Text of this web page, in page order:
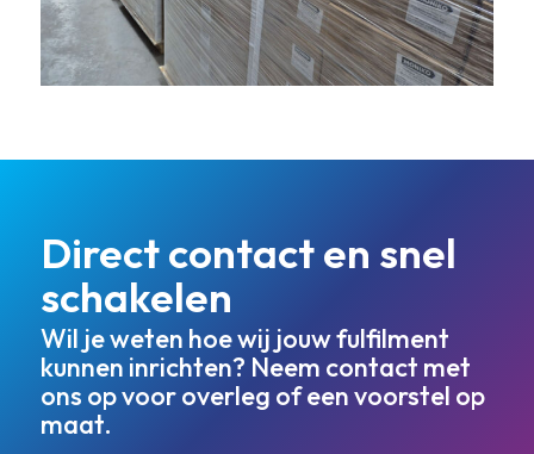
Direct contact en snel
schakelen
Wil je weten hoe wij jouw fulfilment
kunnen inrichten? Neem contact met
ons op voor overleg of een voorstel op
maat.